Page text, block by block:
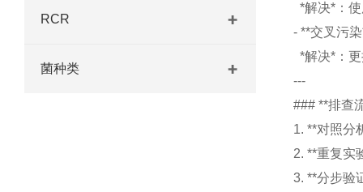
RCR
菌种类
*解决*：
- **交叉污
*解决*：
---
### **排查
1. **对照分
2. **重复实
3. **分步验